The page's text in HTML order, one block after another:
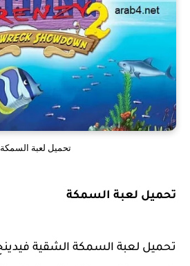
تحميل لعبة السمكة
تحميل لعبة السمكة